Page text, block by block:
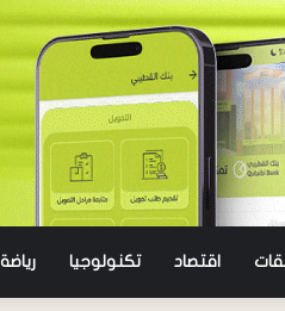
اقتصاد تكنولوجيا رياضة